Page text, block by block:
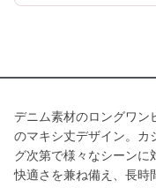
デニム素材のロングワン
のマキシ丈デザイン。カ
グ次第で様々なシーンに
快適さを兼ね備え、長時